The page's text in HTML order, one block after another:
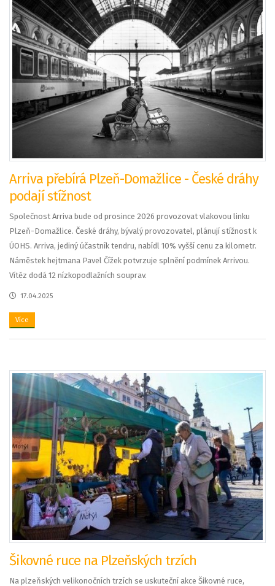
Arriva přebírá Plzeň-Domažlice - České dráhy
podají stížnost
Společnost Arriva bude od prosince 2026 provozovat vlakovou linku
Plzeň-Domažlice. České dráhy, bývalý provozovatel, plánují stížnost k
ÚOHS. Arriva, jediný účastník tendru, nabídl 10% vyšší cenu za kilometr.
Náměstek hejtmana Pavel Čížek potvrzuje splnění podmínek Arrivou.
Vítěz dodá 12 nízkopodlažních souprav.
17.04.2025
Více
Šikovné ruce na Plzeňských trzích
Na plzeňských velikonočních trzích se uskuteční akce Šikovné ruce,